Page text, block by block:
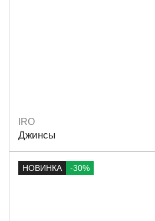
Размеры
IRO
Джинсы
НОВИНКА -30%